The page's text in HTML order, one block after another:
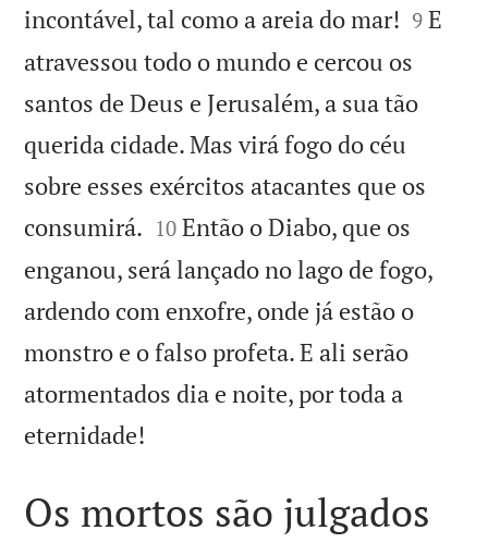
incontável, tal como a areia do mar! 

9 E
atravessou todo o mundo e cercou os
santos de Deus e Jerusalém, a sua tão
querida cidade. Mas virá fogo do céu
sobre esses exércitos atacantes que os
consumirá. 

10 Então o Diabo, que os
enganou, será lançado no lago de fogo,
ardendo com enxofre, onde já estão o
monstro e o falso profeta. E ali serão
atormentados dia e noite, por toda a
eternidade!
Os mortos são julgados